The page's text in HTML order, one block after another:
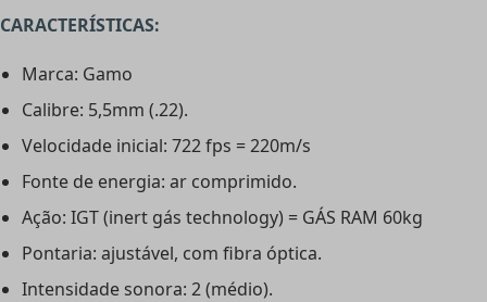
CARACTERÍSTICAS:
Marca: Gamo
Calibre: 5,5mm (.22).
Velocidade inicial: 722 fps = 220m/s
Fonte de energia: ar comprimido.
Ação: IGT (inert gás technology) = GÁS RAM 60kg
Pontaria: ajustável, com fibra óptica.
Intensidade sonora: 2 (médio).